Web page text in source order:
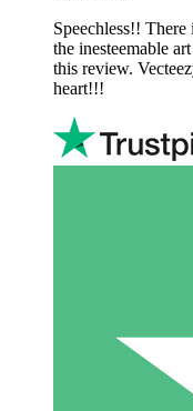
Speechless!!
the inesteemable
this review.
heart!!!